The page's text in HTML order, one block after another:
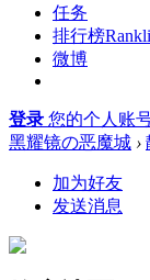
任务
排行榜
微博
登录 您的个人账
黑耀镜の恶魔城 ›
加为好友
发送消息